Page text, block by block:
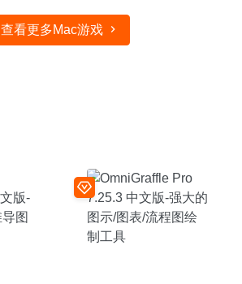
查看更多Mac游戏